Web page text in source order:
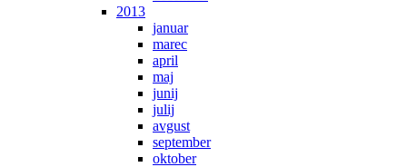
2013
januar
marec
april
maj
junij
julij
avgust
september
oktober